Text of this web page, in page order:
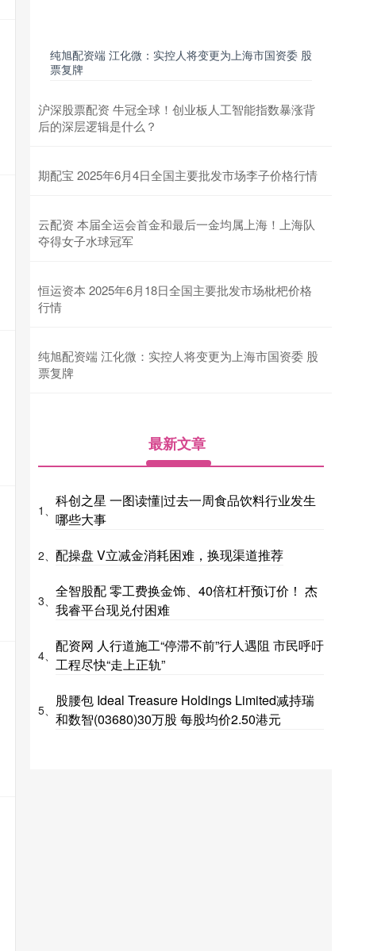
纯旭配资端 江化微：实控人将变更为上海市国资委 股
票复牌
沪深股票配资 牛冠全球！创业板人工智能指数暴涨背
后的深层逻辑是什么？
期配宝 2025年6月4日全国主要批发市场李子价格行情
云配资 本届全运会首金和最后一金均属上海！上海队
夺得女子水球冠军
恒运资本 2025年6月18日全国主要批发市场枇杷价格
行情
纯旭配资端 江化微：实控人将变更为上海市国资委 股
票复牌
最新文章
1、
科创之星 一图读懂|过去一周食品饮料行业发生
哪些大事
2、 配操盘 V立减金消耗困难，换现渠道推荐
3、
全智股配 零工费换金饰、40倍杠杆预订价！ 杰
我睿平台现兑付困难
4、
配资网 人行道施工“停滞不前”行人遇阻 市民呼吁
工程尽快“走上正轨”
5、
股腰包 Ideal Treasure Holdings Limited减持瑞
和数智(03680)30万股 每股均价2.50港元